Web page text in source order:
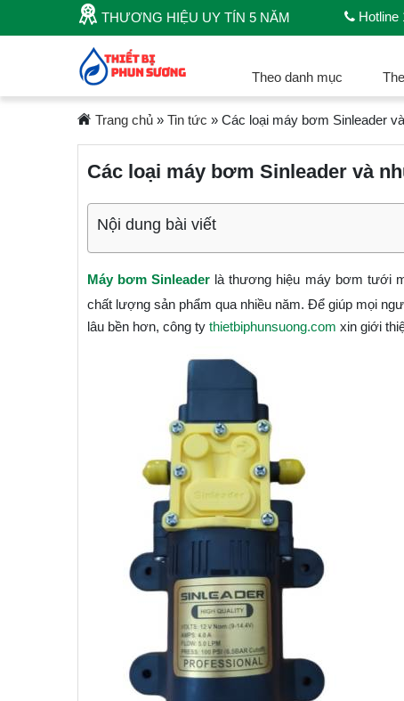
THƯƠNG HIỆU UY TÍN 5 NĂM Hotline
Theo danh mục
Trang chủ» Tin tức » Các loại máy bơm Sinleader
Các loại máy bơm Sinleader và
Nội dung bài viết
Máy bơm Sinleader là thương hiệu máy bơm tưới
chất lượng sản phẩm qua nhiều năm. Để giúp mọi
lâu bền hơn, công ty thietbiphunsuong.com xin giới